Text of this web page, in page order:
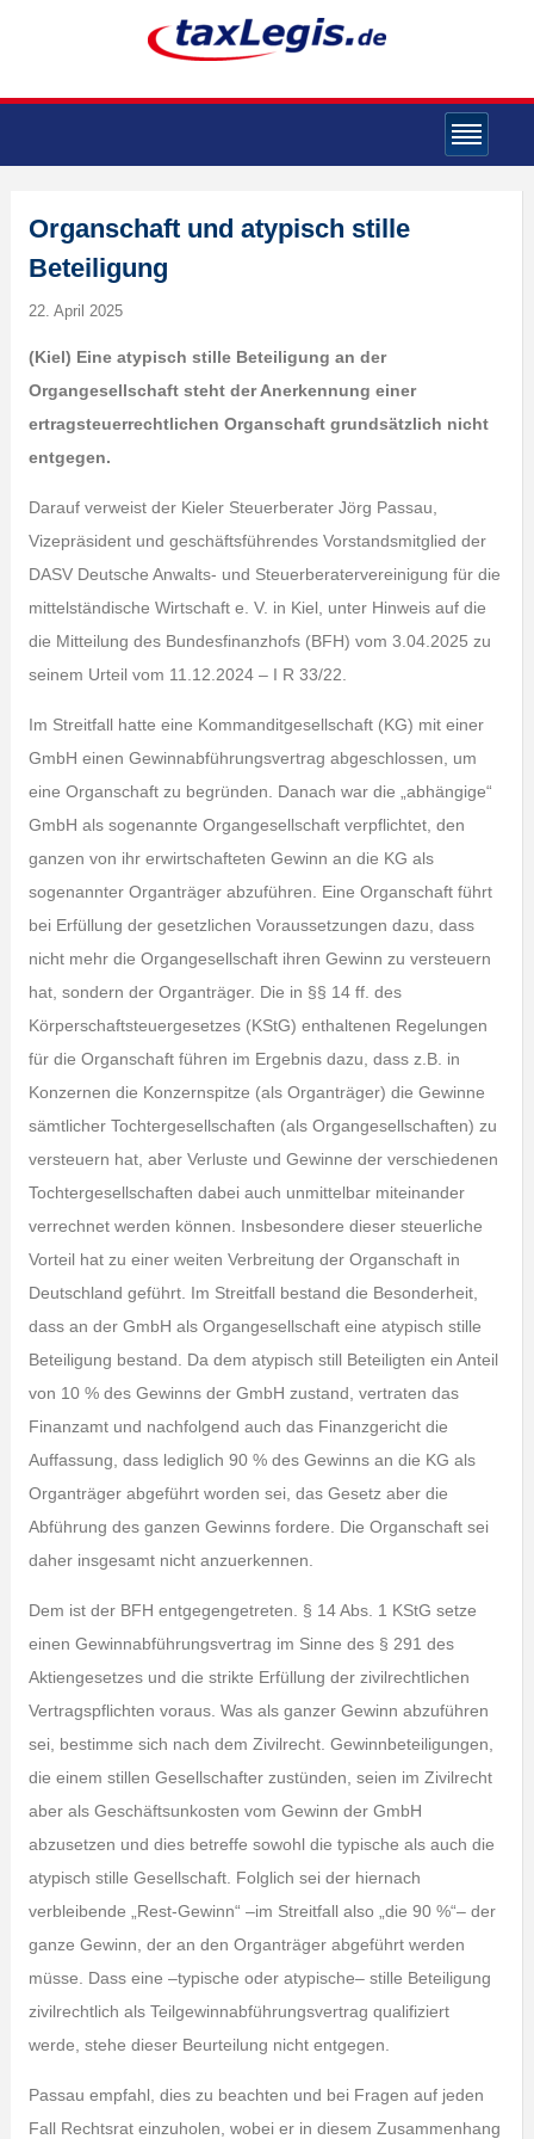
Organschaft und atypisch stille
Beteiligung
22. April 2025
(Kiel) Eine atypisch stille Beteiligung an der
Organgesellschaft steht der Anerkennung einer
ertragsteuerrechtlichen Organschaft grundsätzlich nicht
entgegen.
Darauf verweist der Kieler Steuerberater Jörg Passau,
Vizepräsident und geschäftsführendes Vorstandsmitglied der
DASV Deutsche Anwalts- und Steuerberatervereinigung für die
mittelständische Wirtschaft e. V. in Kiel, unter Hinweis auf die
die Mitteilung des Bundesfinanzhofs (BFH) vom 3.04.2025 zu
seinem Urteil vom 11.12.2024 – I R 33/22.
Im Streitfall hatte eine Kommanditgesellschaft (KG) mit einer
GmbH einen Gewinnabführungsvertrag abgeschlossen, um
eine Organschaft zu begründen. Danach war die „abhängige“
GmbH als sogenannte Organgesellschaft verpflichtet, den
ganzen von ihr erwirtschafteten Gewinn an die KG als
sogenannter Organträger abzuführen. Eine Organschaft führt
bei Erfüllung der gesetzlichen Voraussetzungen dazu, dass
nicht mehr die Organgesellschaft ihren Gewinn zu versteuern
hat, sondern der Organträger. Die in §§ 14 ff. des
Körperschaftsteuergesetzes (KStG) enthaltenen Regelungen
für die Organschaft führen im Ergebnis dazu, dass z.B. in
Konzernen die Konzernspitze (als Organträger) die Gewinne
sämtlicher Tochtergesellschaften (als Organgesellschaften) zu
versteuern hat, aber Verluste und Gewinne der verschiedenen
Tochtergesellschaften dabei auch unmittelbar miteinander
verrechnet werden können. Insbesondere dieser steuerliche
Vorteil hat zu einer weiten Verbreitung der Organschaft in
Deutschland geführt. Im Streitfall bestand die Besonderheit,
dass an der GmbH als Organgesellschaft eine atypisch stille
Beteiligung bestand. Da dem atypisch still Beteiligten ein Anteil
von 10 % des Gewinns der GmbH zustand, vertraten das
Finanzamt und nachfolgend auch das Finanzgericht die
Auffassung, dass lediglich 90 % des Gewinns an die KG als
Organträger abgeführt worden sei, das Gesetz aber die
Abführung des ganzen Gewinns fordere. Die Organschaft sei
daher insgesamt nicht anzuerkennen.
Dem ist der BFH entgegengetreten. § 14 Abs. 1 KStG setze
einen Gewinnabführungsvertrag im Sinne des § 291 des
Aktiengesetzes und die strikte Erfüllung der zivilrechtlichen
Vertragspflichten voraus. Was als ganzer Gewinn abzuführen
sei, bestimme sich nach dem Zivilrecht. Gewinnbeteiligungen,
die einem stillen Gesellschafter zustünden, seien im Zivilrecht
aber als Geschäftsunkosten vom Gewinn der GmbH
abzusetzen und dies betreffe sowohl die typische als auch die
atypisch stille Gesellschaft. Folglich sei der hiernach
verbleibende „Rest-Gewinn“ –im Streitfall also „die 90 %“– der
ganze Gewinn, der an den Organträger abgeführt werden
müsse. Dass eine –typische oder atypische– stille Beteiligung
zivilrechtlich als Teilgewinnabführungsvertrag qualifiziert
werde, stehe dieser Beurteilung nicht entgegen.
Passau empfahl, dies zu beachten und bei Fragen auf jeden
Fall Rechtsrat einzuholen, wobei er in diesem Zusammenhang